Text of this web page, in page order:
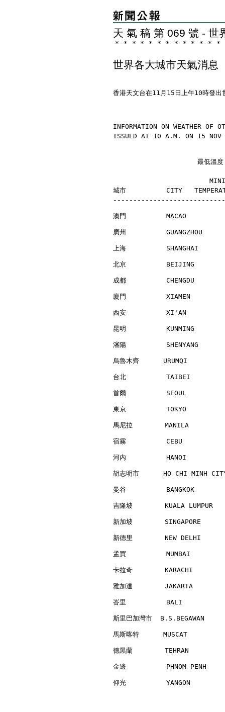
天 氣 稿 第 069 號 - 世
＊ ＊ ＊ ＊ ＊ ＊ ＊ ＊ ＊ ＊ ＊ ＊ ＊
世界各大城市天氣消息
香港天文台在11月15日上午10時發出
INFORMATION ON WEATHER OF
ISSUED AT 10 A.M. ON 15 NOV
最低溫度
城市          CITY
澳門          MACAO
廣州          GUANGZHOU
上海          SHANGHAI
北京          BEIJING
成都          CHENGDU
廈門          XIAMEN
西安          XI'AN
昆明          KUNMING
瀋陽          SHENYANG
烏魯木齊      URUMQI
台北          TAIBEI
首爾          SEOUL
東京          TOKYO
馬尼拉        MANILA
宿霧          CEBU
河內          HANOI
胡志明市      HO CHI
曼谷          BANGKOK
吉隆坡        KUALA LUMPUR
新加坡        SINGAPORE
新德里        NEW
孟買          MUMBAI
卡拉奇        KARACHI
雅加達        JAKARTA
峇里          BALI
斯里巴加灣市  B.S.BEGAWAN
馬斯喀特      MUSCAT
德黑蘭        TEHRAN
金邊          PHNOM
仰光          YANGON